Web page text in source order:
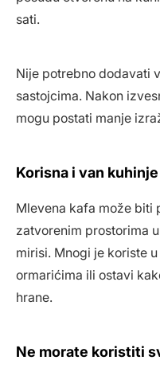
sati.
Nije potrebno dodavati
sastojcima. Nakon
mogu postati manje
Korisna i van kuhinje
Mlevena kafa može biti
zatvorenim prostorima
mirisi. Mnogi je koriste
ormarićima ili ostavi
hrane.
Ne morate koristiti